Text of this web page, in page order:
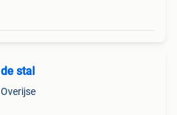
de stal
Overijse